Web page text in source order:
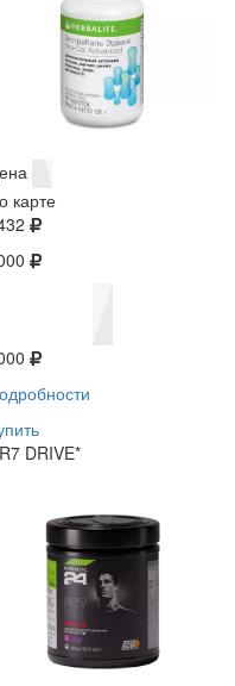
карте
DRIVE*